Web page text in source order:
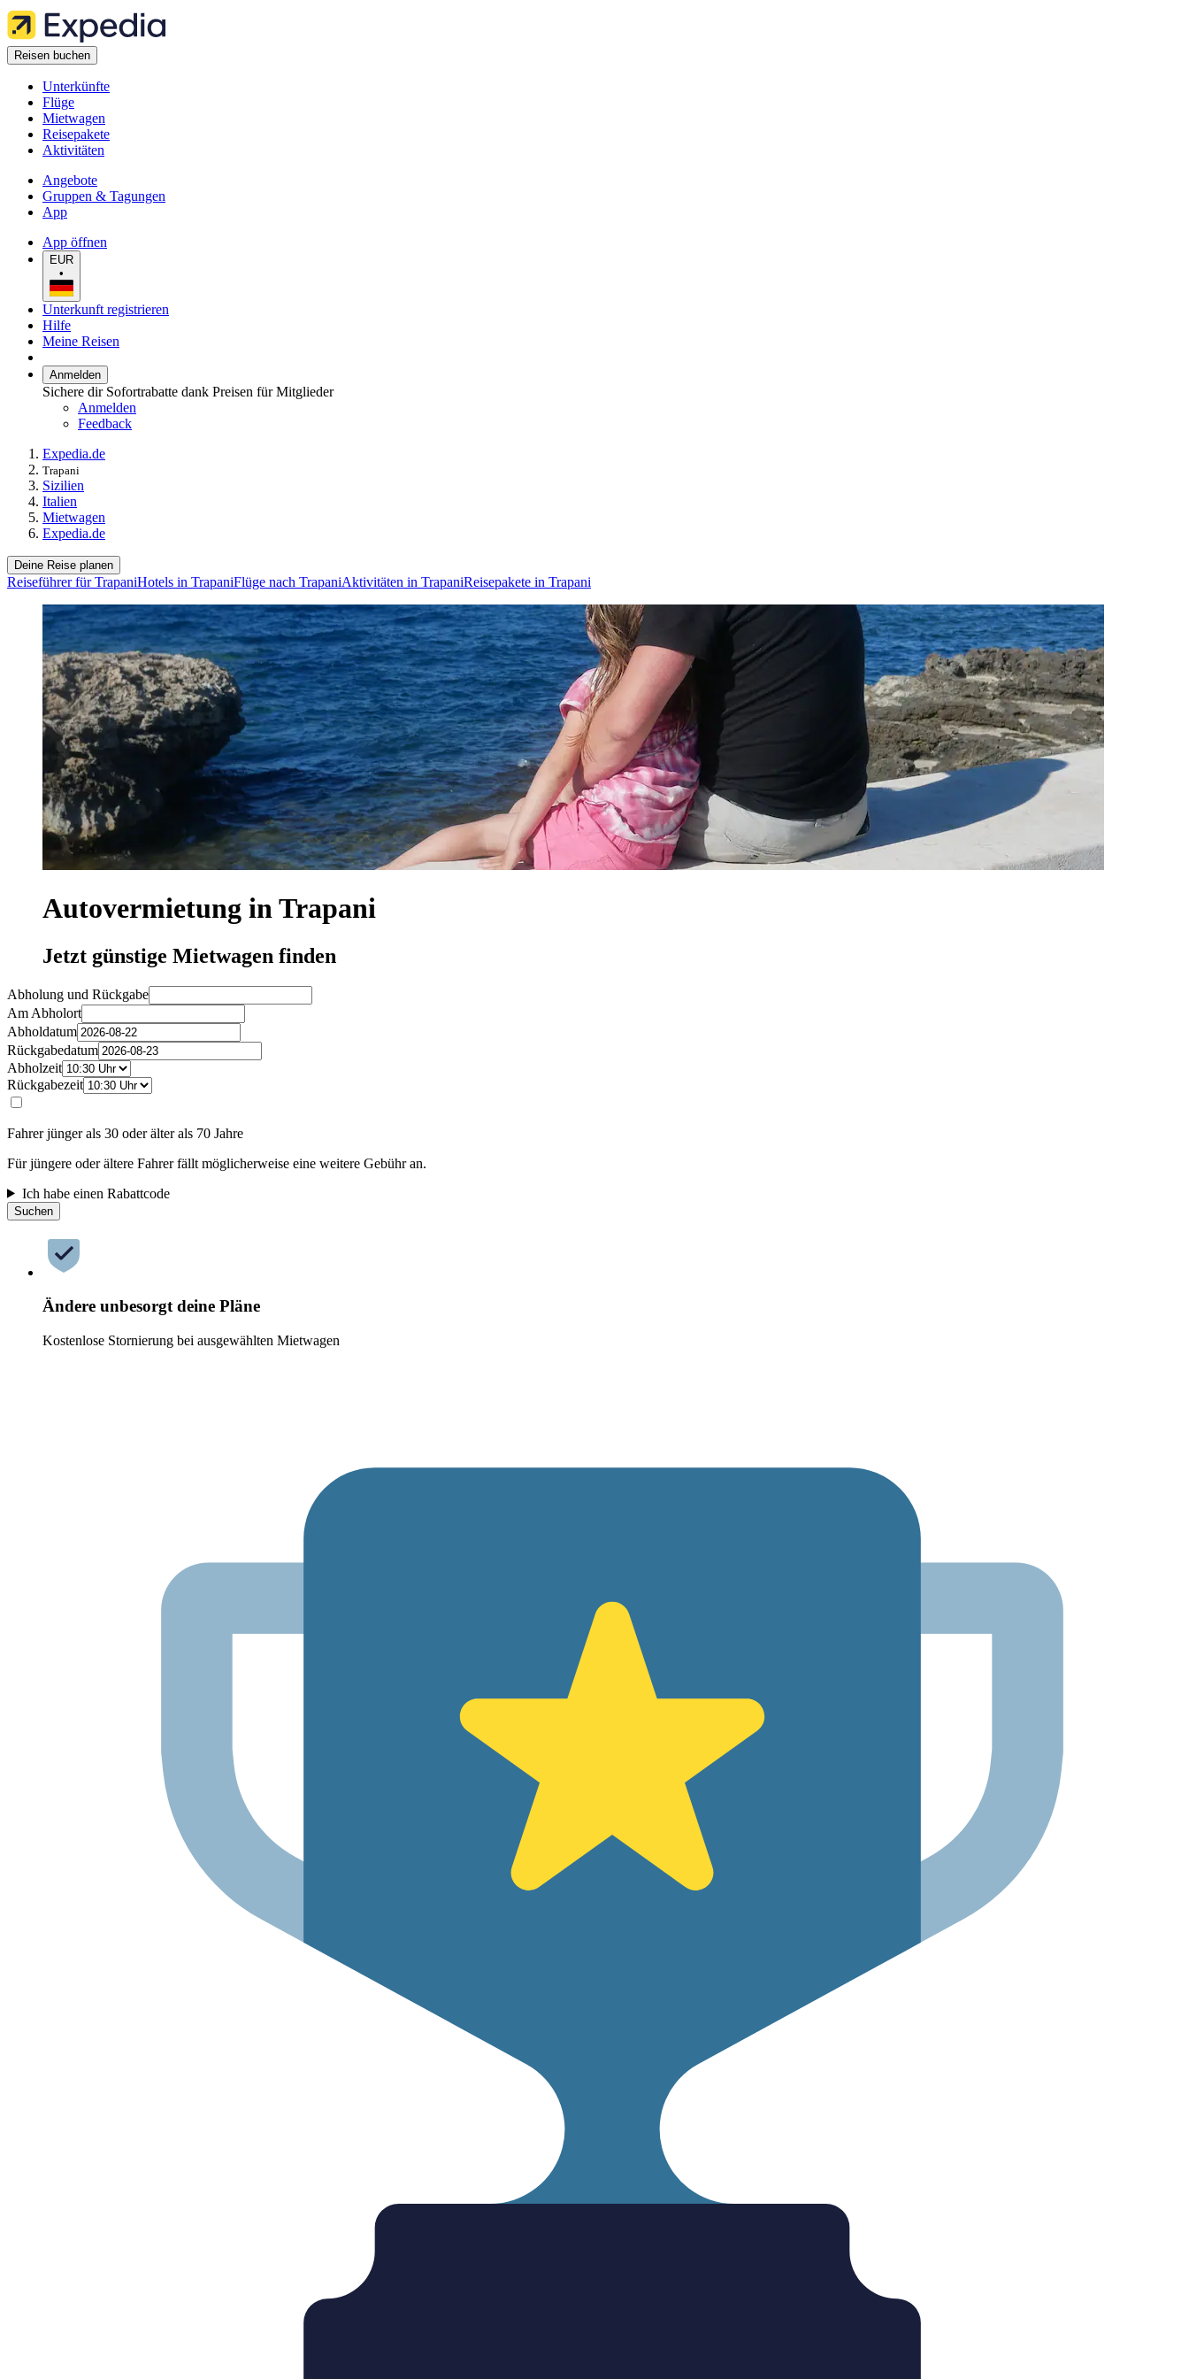
Reisen buchen
Unterkünfte
Flüge
Mietwagen
Reisepakete
Aktivitäten
Angebote
Gruppen & Tagungen
App
App öffnen
EUR
•
Unterkunft registrieren
Hilfe
Meine Reisen
Anmelden
Sichere dir Sofortrabatte dank Preisen für Mitglieder
Anmelden
Feedback
Expedia.de
Trapani
Sizilien
Italien
Mietwagen
Expedia.de
Deine Reise planen
Reiseführer für TrapaniHotels in TrapaniFlüge nach TrapaniAktivitäten in TrapaniReisepakete in Trapani
Autovermietung in Trapani
Jetzt günstige Mietwagen finden
Abholung und Rückgabe
Am Abholort
Abholdatum
Rückgabedatum
Abholzeit
Rückgabezeit
Fahrer jünger als 30 oder älter als 70 Jahre
Für jüngere oder ältere Fahrer fällt möglicherweise eine weitere Gebühr an.
Ich habe einen Rabattcode
Suchen
Ändere unbesorgt deine Pläne
Kostenlose Stornierung bei ausgewählten Mietwagen